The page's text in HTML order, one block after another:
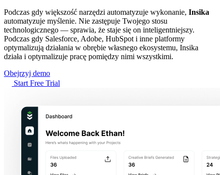
Podczas gdy większość narzędzi automatyzuje wykonanie, Insika
automatyzuje myślenie. Nie zastępuje Twojego stosu
technologicznego — sprawia, że staje się on inteligentniejszy.
Podczas gdy Salesforce, Adobe, HubSpot i inne platformy
optymalizują działania w obrębie własnego ekosystemu, Insika
działa i optymalizuje pracę pomiędzy nimi wszystkimi.
Obejrzyj demo
Start Free Trial